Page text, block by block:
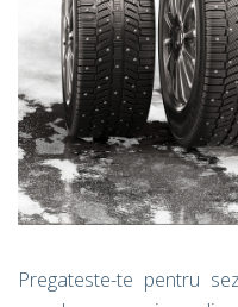
Pregateste-te pentru